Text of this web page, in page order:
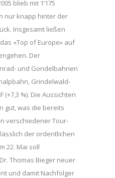
blieb mit 1’175
nur knapp hinter der
Insgesamt ließen
das «Top of Europe» auf
Der
und Gondelbahnen
Grindelwald-
(+7,3 %). Die Aussichten
gut, was die bereits
verschiedener Tour-
der ordentlichen
22. Mai soll
Thomas Bieger neuer
und damit Nachfolger